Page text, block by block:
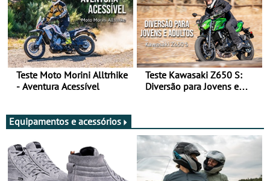
Teste Moto Morini Alltrhike
- Aventura Acessível
Teste Kawasaki Z650 S:
Diversão para Jovens e
Equipamentos e acessórios